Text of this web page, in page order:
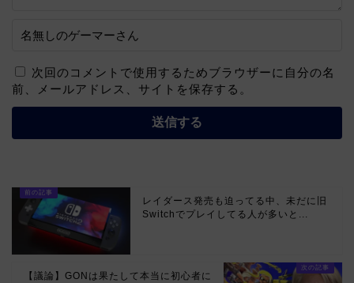
次回のコメントで使用するためブラウザーに自分の名
前、メールアドレス、サイトを保存する。
レイダース発売も迫ってる中、未だに旧
Switchでプレイしてる人が多いと...
【議論】GONは果たして本当に初心者に